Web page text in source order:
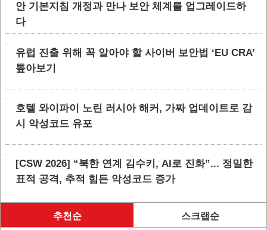
안 기본지침 개정과 만나 보안 체계를 업그레이드하
다
유럽 진출 위해 꼭 알아야 할 사이버 보안법 ‘EU CRA’
톺아보기
호텔 와이파이 노린 러시아 해커, 가짜 업데이트로 감
시 악성코드 유포
[CSW 2026] “북한 연계 김수키, AI로 진화”... 정밀한
표적 공격, 추적 힘든 악성코드 증가
추천순 스크랩순